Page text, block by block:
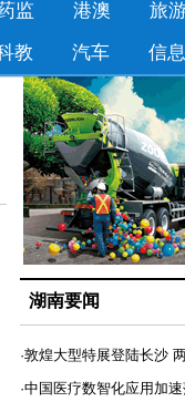
湖南要闻
·敦煌大型特展登陆长沙
·中国医疗数智化应用加